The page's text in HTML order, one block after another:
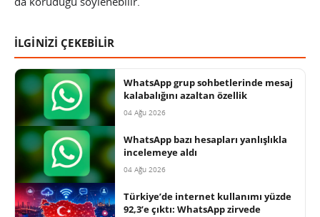
İLGİNİZİ ÇEKEBİLİR
WhatsApp grup sohbetlerinde mesaj
kalabalığını azaltan özellik
04 Ağu 2026
WhatsApp bazı hesapları yanlışlıkla
incelemeye aldı
04 Ağu 2026
Türkiye’de internet kullanımı yüzde
92,3’e çıktı: WhatsApp zirvede